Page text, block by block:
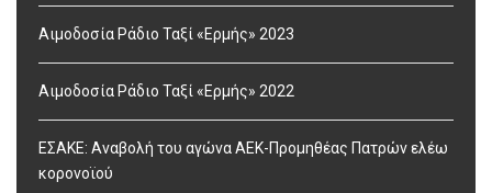
Αιμοδοσία Ράδιο Ταξί «Ερμής» 2023
Αιμοδοσία Ράδιο Ταξί «Ερμής» 2022
ΕΣΑΚΕ: Αναβολή του αγώνα ΑΕΚ-Προμηθέας Πατρών ελέω
κορονοϊού